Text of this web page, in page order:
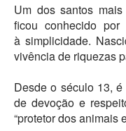
Um dos santos
ficou conhecido
àsimplicidade.
vivência de riquezas
Desde o século 13,
de devoção e
“protetor dos animais